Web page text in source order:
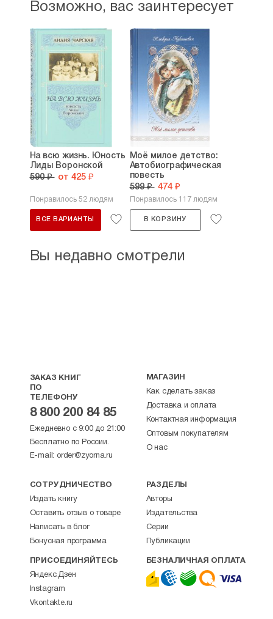
Возможно, вас заинтересует
На всю жизнь. Юность
Лиды Воронской
590 ₽ от 425 ₽
Понравилось 52 людям
ВСЕ ВАРИАНТЫ
Моё милое детство:
Автобиографическая
повесть
599 ₽ 474 ₽
Понравилось 117 людям
В КОРЗИНУ
Вы недавно смотрели
ЗАКАЗ КНИГ
ПО
ТЕЛЕФОНУ
8 800 200 84 85
Ежедневно с 9:00 до 21:00
Бесплатно по России.
E-mail: order@zyorna.ru
МАГАЗИН
Как сделать заказ
Доставка и оплата
Контактная информация
Оптовым покупателям
О нас
СОТРУДНИЧЕСТВО
Издать книгу
Оставить отзыв о товаре
Написать в блог
Бонусная программа
РАЗДЕЛЫ
Авторы
Издательства
Серии
Публикации
ПРИСОЕДИНЯЙТЕСЬ
Яндекс.Дзен
Instagram
Vkontakte.ru
БЕЗНАЛИЧНАЯ ОПЛАТА